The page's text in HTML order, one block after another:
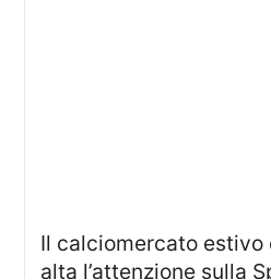
Il calciomercato estivo continua a tenere
alta l’attenzione sulla